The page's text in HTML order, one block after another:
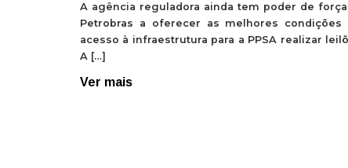
A agência reguladora ainda tem poder de
Petrobras a oferecer as melhores condições
acesso à infraestrutura para a PPSA realizar
A […]
Ver mais